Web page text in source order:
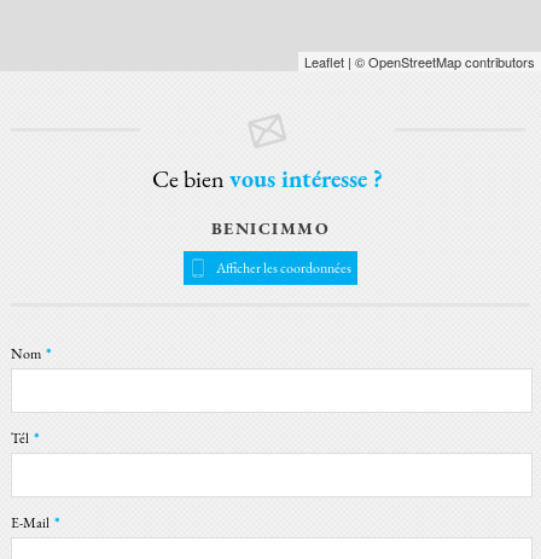
Leaflet | © OpenStreetMap contributors
Ce bienvous intéresse ?
BENICIMMO
Afficher les coordonnées
Nom *
Tél *
E-Mail *